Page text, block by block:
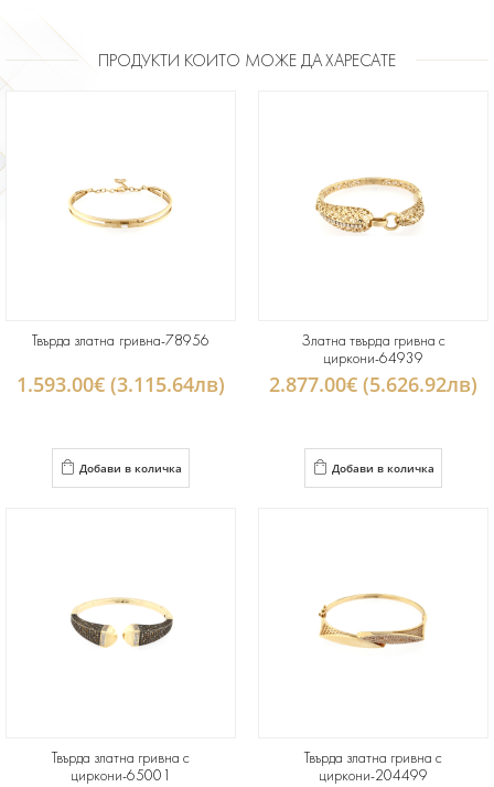
ПРОДУКТИ КОИТО МОЖЕ ДА ХАРЕСАТЕ
Твърда златна гривна-78956
1.593.00€ (3.115.64лв)
Добави в количка
Златна твърда гривна с
циркони-64939
2.877.00€ (5.626.92лв)
Добави в количка
Твърда златна гривна с
циркони-65001
Твърда златна гривна с
циркони-204499